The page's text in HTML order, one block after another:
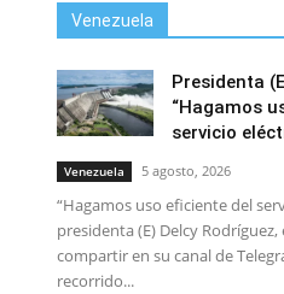
Venezuela
Presidenta
“Hagamos
servicio
Venezuela 5 agosto, 2026
“Hagamos uso eficiente del
presidenta (E) Delcy
compartir en su canal de
recorrido...